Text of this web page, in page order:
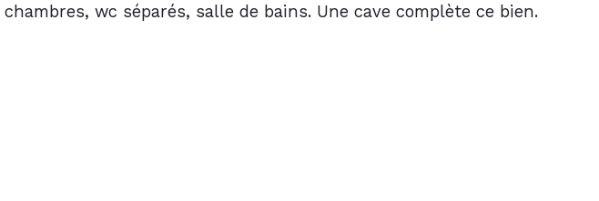
wc séparés, salle de bains. Une cave complète ce bien.